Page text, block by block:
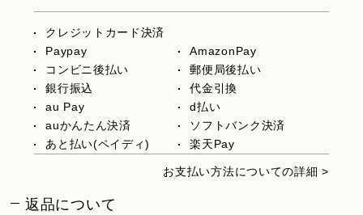
クレジットカード決済
Paypay
AmazonPay
コンビニ後払い
郵便局後払い
銀行振込
代金引換
au Pay
d払い
auかんたん決済
ソフトバンク決済
あと払い(ペイディ)
楽天Pay
お支払い方法についての詳細 >
返品について